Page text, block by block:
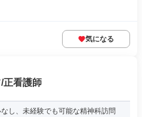
気になる
正看護師
し、未経験でも可能な精神科訪問